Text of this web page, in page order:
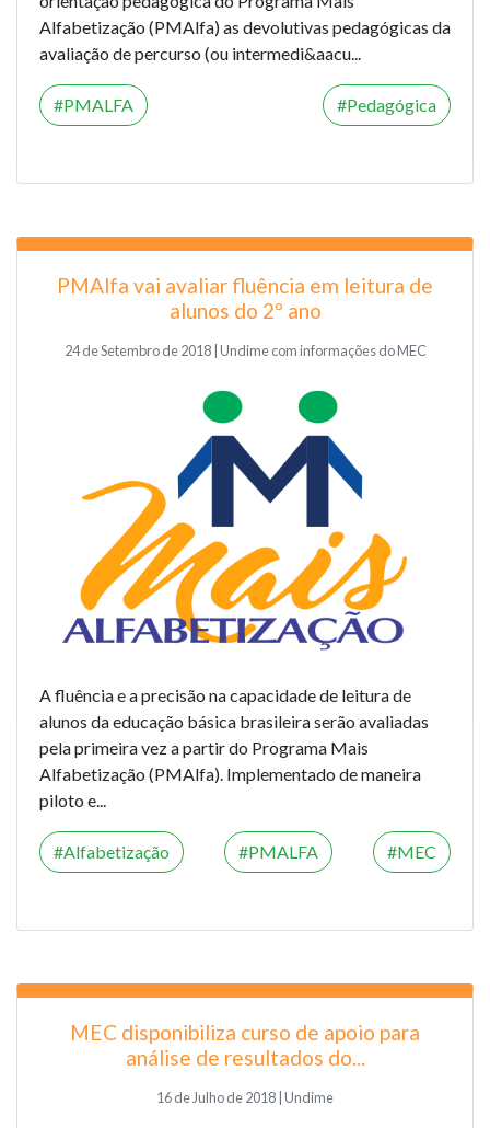
Alfabetização (PMAlfa) as devolutivas pedagógicas da
avaliação de percurso (ou intermedi&aacu...
PMALFA Pedagógica
PMAlfa vai avaliar fluência em leitura de
alunos do 2º ano
24 de Setembro de 2018 | Undime com informações do MEC
A fluência e a precisão na capacidade de leitura de
alunos da educação básica brasileira serão avaliadas
pela primeira vez a partir do Programa Mais
Alfabetização (PMAlfa). Implementado de maneira
piloto e...
Alfabetização PMALFA MEC
MEC disponibiliza curso de apoio para
análise de resultados do...
16 de Julho de 2018 | Undime